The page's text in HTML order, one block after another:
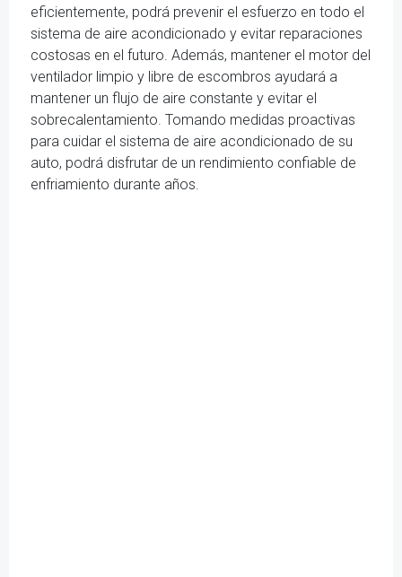
eficientemente, podrá prevenir el esfuerzo en todo el
sistema de aire acondicionado y evitar reparaciones
costosas en el futuro. Además, mantener el motor del
ventilador limpio y libre de escombros ayudará a
mantener un flujo de aire constante y evitar el
sobrecalentamiento. Tomando medidas proactivas
para cuidar el sistema de aire acondicionado de su
auto, podrá disfrutar de un rendimiento confiable de
enfriamiento durante años.